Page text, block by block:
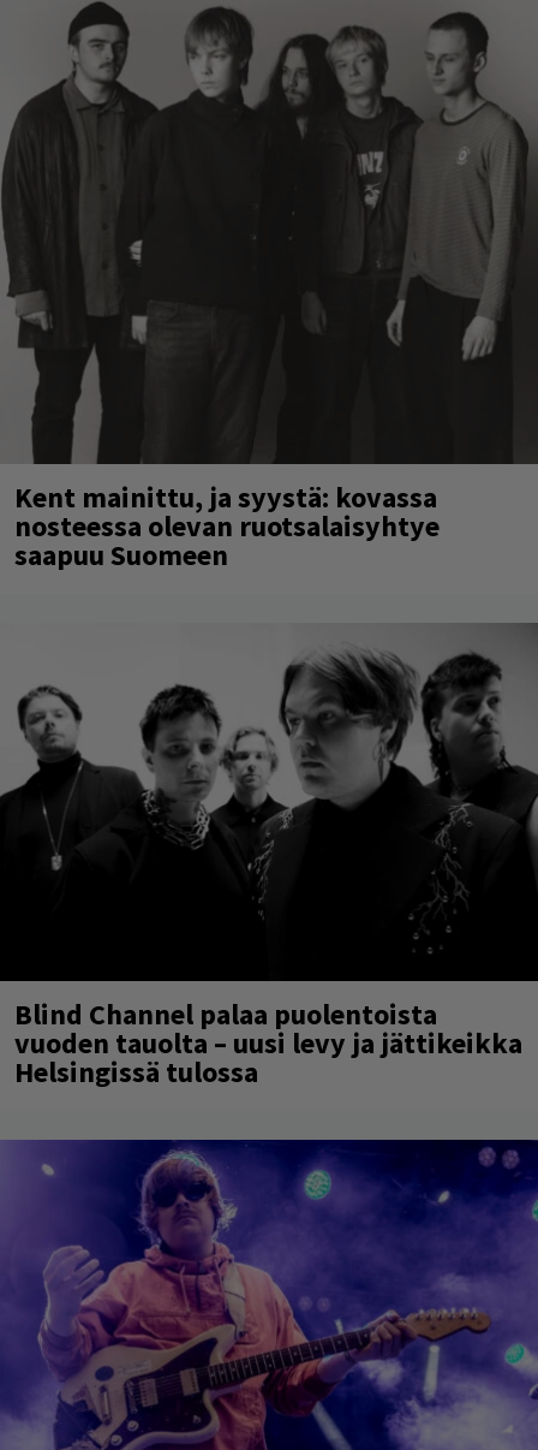
Kent mainittu, ja syystä: kovassa
nosteessa olevan ruotsalaisyhtye
saapuu Suomeen
Blind Channel palaa puolentoista
vuoden tauolta – uusi levy ja jättikeikka
Helsingissä tulossa